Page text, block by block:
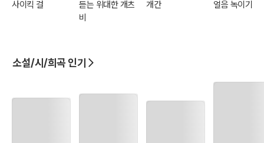
사이킥 걸
듣는 위대한 개츠
비
개간 얼음 녹이기
소설/시/희곡 인기